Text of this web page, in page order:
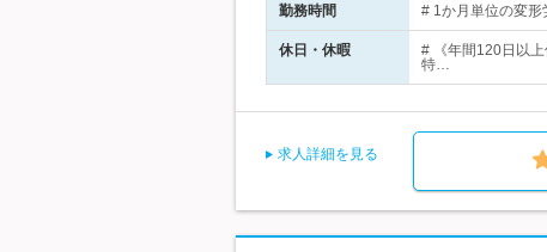
勤務時間 # 1か月単位の変
休日・休暇
# 《年間120日以
特…
求人詳細を見る